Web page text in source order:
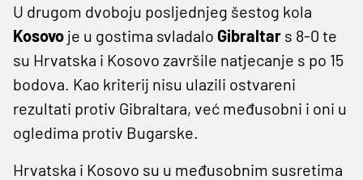
U drugom dvoboju posljednjeg šestog kola
Kosovo je u gostima svladalo Gibraltar s 8-0 te
su Hrvatska i Kosovo završile natjecanje s po 15
bodova. Kao kriterij nisu ulazili ostvareni
rezultati protiv Gibraltara, već međusobni i oni u
ogledima protiv Bugarske.
Hrvatska i Kosovo su u međusobnim susretima